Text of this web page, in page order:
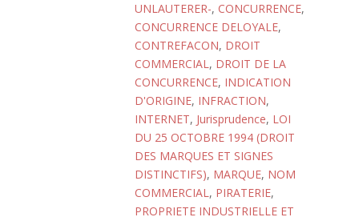
UNLAUTERER-, CONCURRENCE,
CONCURRENCE DELOYALE,
CONTREFACON, DROIT
COMMERCIAL, DROIT DE LA
CONCURRENCE, INDICATION
D'ORIGINE, INFRACTION,
INTERNET, Jurisprudence, LOI
DU 25 OCTOBRE 1994 (DROIT
DES MARQUES ET SIGNES
DISTINCTIFS), MARQUE, NOM
COMMERCIAL, PIRATERIE,
PROPRIETE INDUSTRIELLE ET